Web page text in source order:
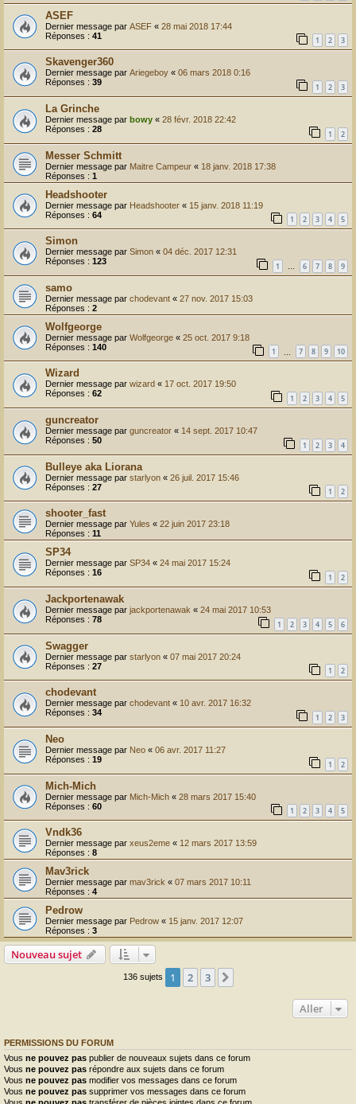
ASEF
Dernier message par ASEF « 28 mai 2018 17:44
Réponses : 41 1 2 3
Skavenger360
Dernier message par Ariegeboy « 06 mars 2018 0:16
Réponses : 39 1 2 3
La Grinche
Dernier message par bowy « 28 févr. 2018 22:42
Réponses : 28 1 2
Messer Schmitt
Dernier message par Maitre Campeur « 18 janv. 2018 17:38
Réponses : 1
Headshooter
Dernier message par Headshooter « 15 janv. 2018 11:19
Réponses : 64 1 2 3 4 5
Simon
Dernier message par Simon « 04 déc. 2017 12:31
Réponses : 123 1 … 6 7 8 9
samo
Dernier message par chodevant « 27 nov. 2017 15:03
Réponses : 2
Wolfgeorge
Dernier message par Wolfgeorge « 25 oct. 2017 9:18
Réponses : 140 1 7 8 9 10
Wizard
Dernier message par wizard « 17 oct. 2017 19:50
Réponses : 62 1 2 3 4 5
guncreator
Dernier message par guncreator « 14 sept. 2017 10:47
Réponses : 50 1 2 3 4
Bulleye aka Liorana
Dernier message par starlyon « 26 juil. 2017 15:46
Réponses : 27 1 2
shooter_fast
Dernier message par Yules « 22 juin 2017 23:18
Réponses : 11
SP34
Dernier message par SP34 « 24 mai 2017 15:24
Réponses : 16 1 2
Jackportenawak
Dernier message par jackportenawak « 24 mai 2017 10:53
Réponses : 78 1 2 3 4 5 6
Swagger
Dernier message par starlyon « 07 mai 2017 20:24
Réponses : 27 1 2
chodevant
Dernier message par chodevant « 10 avr. 2017 16:32
Réponses : 34 1 2 3
Neo
Dernier message par Neo « 06 avr. 2017 11:27
Réponses : 19 1 2
Mich-Mich
Dernier message par Mich-Mich « 28 mars 2017 15:40
Réponses : 60 1 2 3 4 5
Vndk36
Dernier message par xeus2eme « 12 mars 2017 13:59
Réponses : 8
Mav3rick
Dernier message par mav3rick « 07 mars 2017 10:11
Réponses : 4
Pedrow
Dernier message par Pedrow « 15 janv. 2017 12:07
Réponses : 3
Nouveau sujet
136 sujets 1 2 3
Aller
PERMISSIONS DU FORUM
Vous ne pouvez pas publier de nouveaux sujets dans ce forum
Vous ne pouvez pas répondre aux sujets dans ce forum
Vous ne pouvez pas modifier vos messages dans ce forum
Vous ne pouvez pas supprimer vos messages dans ce forum